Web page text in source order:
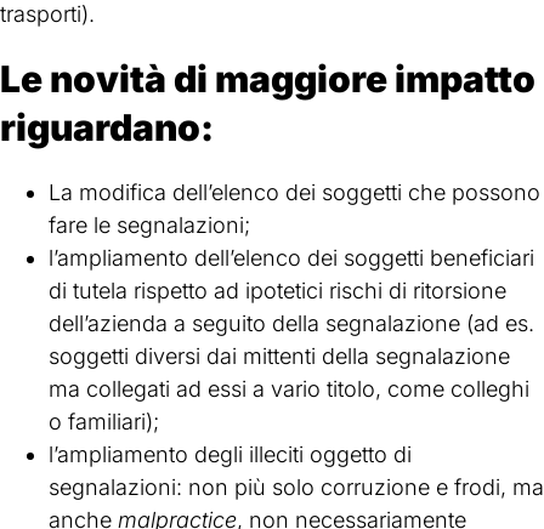
trasporti).
Le novità di maggiore impatto
riguardano:
La modifica dell’elenco dei soggetti che possono
fare le segnalazioni;
l’ampliamento dell’elenco dei soggetti beneficiari
di tutela rispetto ad ipotetici rischi di ritorsione
dell’azienda a seguito della segnalazione (ad es.
soggetti diversi dai mittenti della segnalazione
ma collegati ad essi a vario titolo, come colleghi
o familiari);
l’ampliamento degli illeciti oggetto di
segnalazioni: non più solo corruzione e frodi, ma
anche malpractice, non necessariamente